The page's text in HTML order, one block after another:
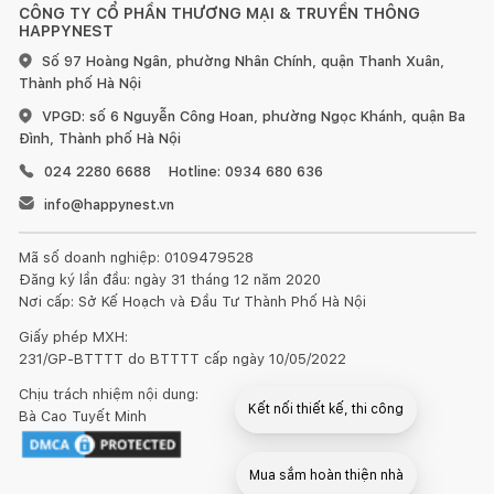
khó đi. Sau đó lau và để đồ gỗ thật khô ráo, có thể đưa ra
phơi chỗ có nắng cho khô giòn rồi sử dụng giấy nhám mịn
đánh lại toàn bộ bề mặt gỗ cho sạch mịn.
Sau đó, dùng vải khô lau sạch bụi gỗ trên sản phẩm và phủ
lớp dầu bảo quản lên bề mặt. Thời gian khô lớp dầu bảo quản là
trên bề mặt để tăng khả năng bảo vệ. Bạn có thể chọn loại dầu
có màu gỗ giúp làm cho sản phẩm trông bóng đẹp như mới.
Hoặc bạn cũng có thể chọn các loại sơn ngoài trời để phủ màu
cho bộ bàn ghế gỗ.
2. Đối với sofa và ghế nệm các loại:
CÔNG TY CỔ PHẦN THƯƠNG MẠI & TRUYỀN THÔNG
HAPPYNEST
Số 97 Hoàng Ngân, phường Nhân Chính, quận Thanh Xuân,
Thành phố Hà Nội
VPGD: số 6 Nguyễn Công Hoan, phường Ngọc Khánh, quận Ba
Đình, Thành phố Hà Nội
024 2280 6688
Hotline: 0934 680 636
info@happynest.vn
Mã số doanh nghiệp: 0109479528
Đăng ký lần đầu: ngày 31 tháng 12 năm 2020
Nơi cấp: Sở Kế Hoạch và Đầu Tư Thành Phố Hà Nội
Giấy phép MXH:
231/GP-BTTTT do BTTTT cấp ngày 10/05/2022
Chịu trách nhiệm nội dung:
Bà Cao Tuyết Minh
Kết nối thiết kế, thi công
Mua sắm hoàn thiện nhà